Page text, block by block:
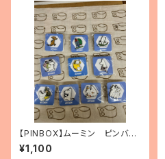
【PINBOX】ムーミン ピンバッ
ジコレクション（10種）
¥1,100